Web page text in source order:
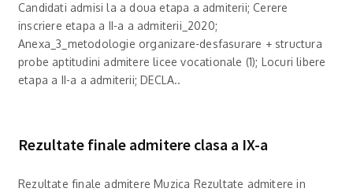
Candidati admisi la a doua etapa a admiterii; Cerere
inscriere etapa a II-a a admiterii_2020;
Anexa_3_metodologie organizare-desfasurare + structura
probe aptitudini admitere licee vocationale (1); Locuri libere
etapa a II-a a admiterii; DECLA..
Rezultate finale admitere clasa a IX-a
Rezultate finale admitere Muzica Rezultate admitere in